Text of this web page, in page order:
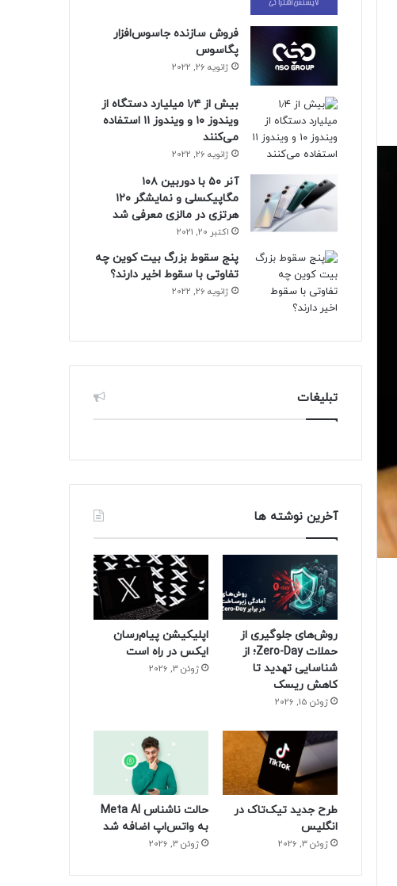
فروش سازنده جاسوس‌افزار
پگاسوس
ژانویه 26, 2022
بیش از ۱٫۴ میلیارد دستگاه از
ویندوز ۱۰ و ویندوز ۱۱ استفاده
می‌کنند
ژانویه 26, 2022
آنر ۵۰ با دوربین ۱۰۸
مگاپیکسلی و نمایشگر ۱۲۰
هرتزی در مالزی معرفی شد
اکتبر 20, 2021
پنج سقوط بزرگ بیت کوین چه
تفاوتی با سقوط اخیر دارند؟
ژانویه 26, 2022
تبلیغات
آخرین نوشته ها
روش‌های جلوگیری از
حملات Zero-Day؛ از
شناسایی تهدید تا
کاهش ریسک
ژوئن 15, 2026
اپلیکیشن پیام‌رسان
ایکس در راه است
ژوئن 3, 2026
طرح جدید تیک‌تاک در
انگلیس
ژوئن 3, 2026
حالت ناشناس Meta AI
به واتس‌اپ اضافه شد
ژوئن 3, 2026